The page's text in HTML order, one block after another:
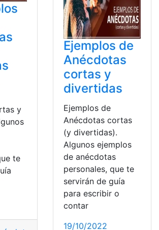
y
te
Ejemplos de
Anécdotas
cortas y
divertidas
Ejemplos de
Anécdotas cortas
(y divertidas).
Algunos ejemplos
de anécdotas
personales, que te
servirán de guía
para escribir o
contar
19/10/2022